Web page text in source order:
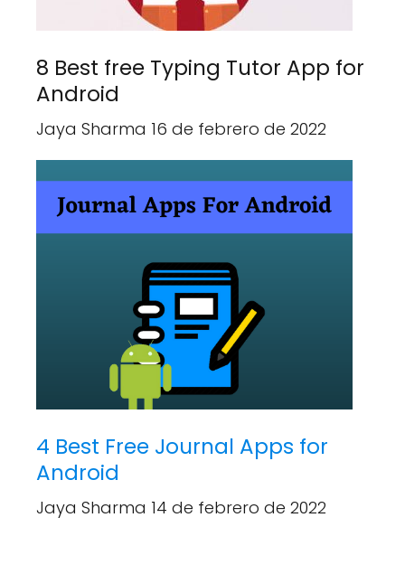
8 Best free Typing Tutor App for
Android
Jaya Sharma 16 de febrero de 2022
4 Best Free Journal Apps for
Android
Jaya Sharma 14 de febrero de 2022